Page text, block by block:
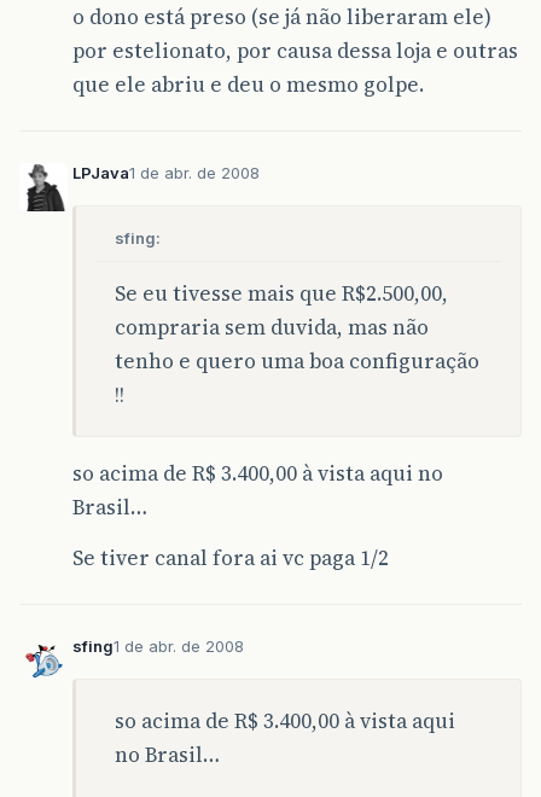
o dono está preso (se já não liberaram ele)
por estelionato, por causa dessa loja e outras
que ele abriu e deu o mesmo golpe.
LPJava1 de abr. de 2008
sfing:
Se eu tivesse mais que R$2.500,00,
compraria sem duvida, mas não
tenho e quero uma boa configuração
!!
so acima de R$ 3.400,00 à vista aqui no
Brasil…
Se tiver canal fora ai vc paga 1/2
sfing1 de abr. de 2008
so acima de R$ 3.400,00 à vista aqui
no Brasil…